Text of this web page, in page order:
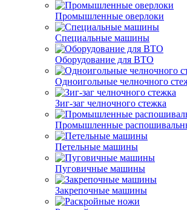
Промышленные оверлоки
Специальные машины
Оборудование для ВТО
Одноигольные челночного
Зиг-заг челночного стежка
Промышленные
Петельные машины
Пуговичные машины
Закрепочные машины